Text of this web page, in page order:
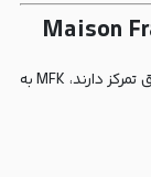
برخلاف بسیاری از برندهای نیش که بر پیچیدگی یا اغراق تمرکز دارند، MFK به